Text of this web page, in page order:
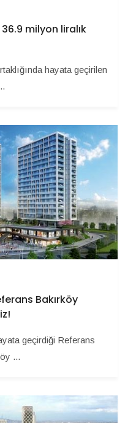
milyon liralık
hayata geçirilen
Bakırköy
geçirdiği Referans
...